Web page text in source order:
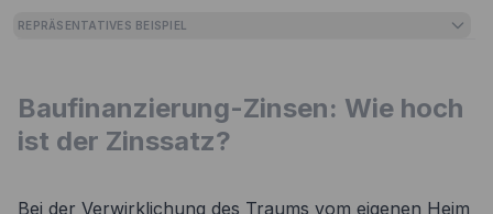
REPRÄSENTATIVES BEISPIEL
Baufinanzierung-Zinsen: Wie hoch
ist der Zinssatz?
Bei der Verwirklichung des Traums vom eigenen Heim